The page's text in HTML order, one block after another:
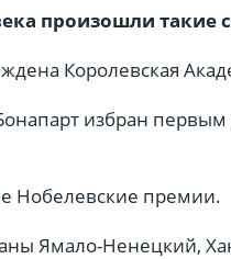
произошли такие
Королевская
избран
Нобелевские премии.
Ямало-Ненецкий,